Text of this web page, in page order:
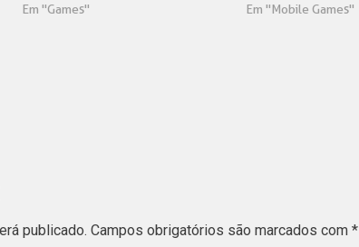
Em "Games"
Em "Mobile Games"
publicado. Campos obrigatórios são marcados com *